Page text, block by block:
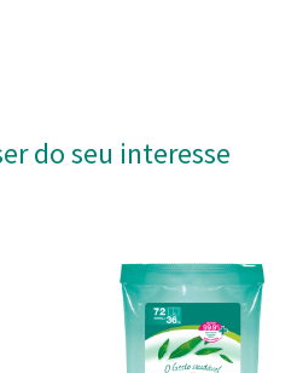
do seu interesse